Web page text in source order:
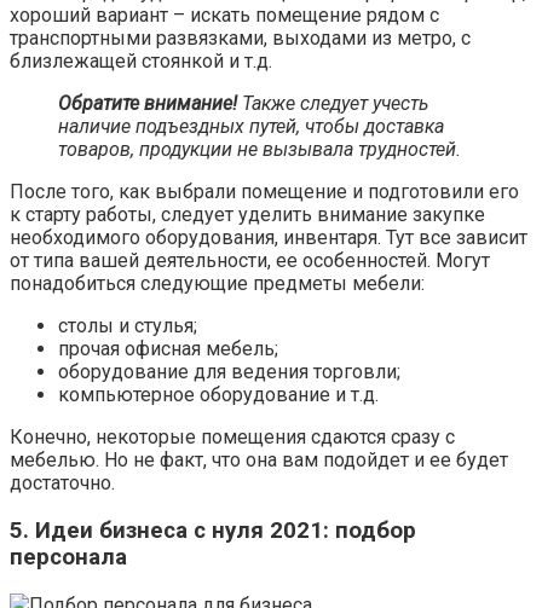
хороший вариант – искать помещение рядом с
транспортными развязками, выходами из метро, с
близлежащей стоянкой и т.д.
Обратите внимание! Также следует учесть
наличие подъездных путей, чтобы доставка
товаров, продукции не вызывала трудностей.
После того, как выбрали помещение и подготовили его
к старту работы, следует уделить внимание закупке
необходимого оборудования, инвентаря. Тут все зависит
от типа вашей деятельности, ее особенностей. Могут
понадобиться следующие предметы мебели:
столы и стулья;
прочая офисная мебель;
оборудование для ведения торговли;
компьютерное оборудование и т.д.
Конечно, некоторые помещения сдаются сразу с
мебелью. Но не факт, что она вам подойдет и ее будет
достаточно.
5. Идеи бизнеса с нуля 2021: подбор
персонала